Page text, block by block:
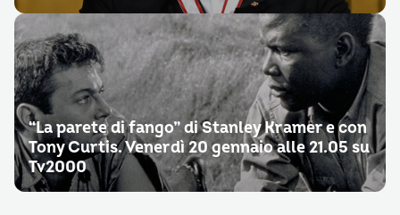
“La parete di fango” di Stanley Kramer e con
Tony Curtis. Venerdì 20 gennaio alle 21.05 su
Tv2000